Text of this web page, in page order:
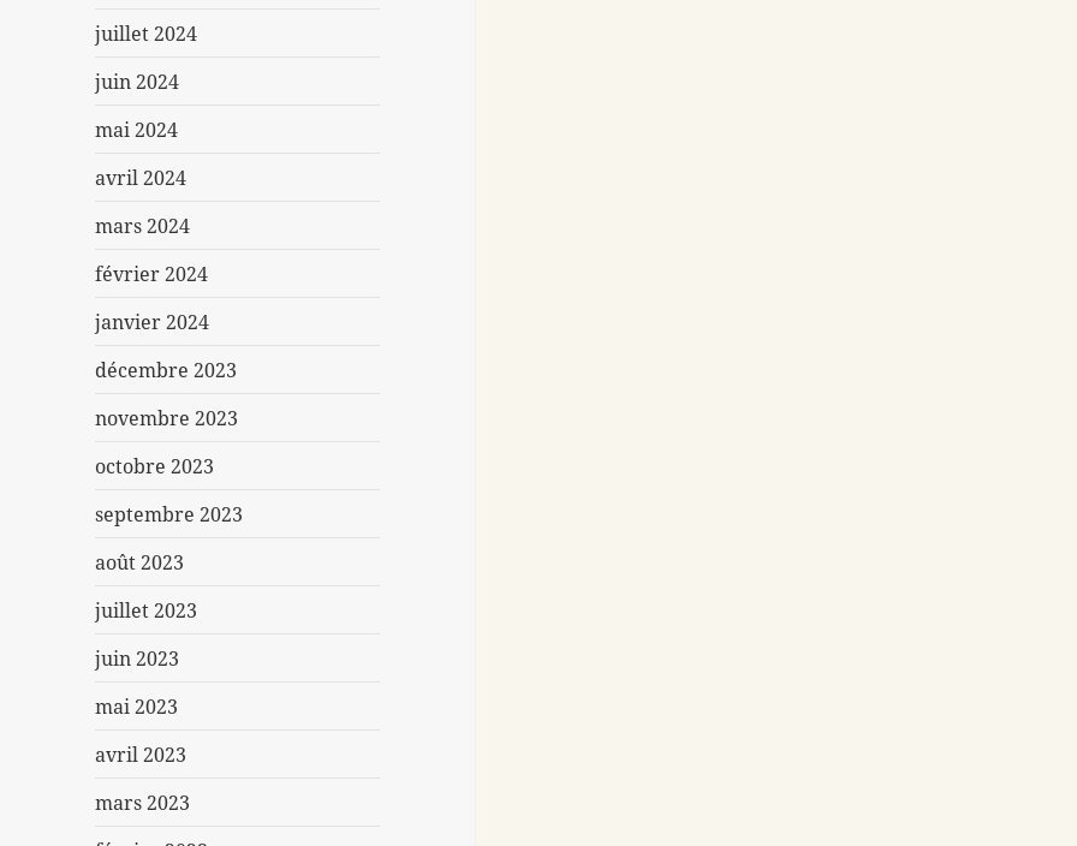
juillet 2024
juin 2024
mai 2024
avril 2024
mars 2024
février 2024
janvier 2024
décembre 2023
novembre 2023
octobre 2023
septembre 2023
août 2023
juillet 2023
juin 2023
mai 2023
avril 2023
mars 2023